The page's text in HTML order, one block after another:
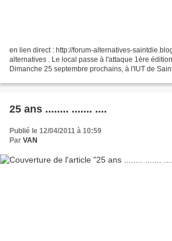
en lien direct : http://forum-alternatives-
alternatives . Le local passe à l'attaque 1ère
Dimanche 25 septembre prochains, à l'IUT de
25 ans ........ ....... ....
Publié le 12/04/2011 à 10:59
Par VAN